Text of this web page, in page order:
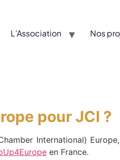
L’Association Nos
pour JCI ?
International)
en France.